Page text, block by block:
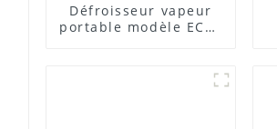
Défroisseur vapeur
portable modèle ECO-